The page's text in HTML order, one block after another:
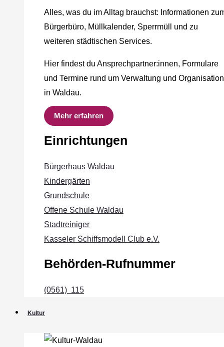
Alles, was du im Alltag brauchst: Informationen
Bürgerbüro, Müllkalender, Sperrmüll und zu
weiteren städtischen Services.
Hier findest du Ansprechpartner:innen, Formulare
und Termine rund um Verwaltung und Organisation
in Waldau.
Mehr erfahren
Einrichtungen
Bürgerhaus Waldau
Kindergärten
Grundschule
Offene Schule Waldau
Stadtreiniger
Kasseler Schiffsmodell Club e.V.
Behörden-Rufnummer
(0561) 115
Kultur